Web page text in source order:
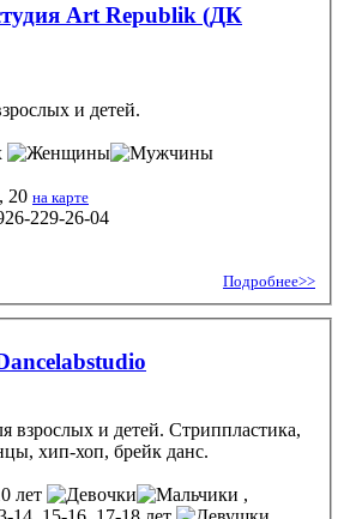
Art Republik (ДК
и детей.
20 на карте
229-26-04
Подробнее>>
взрослых и детей. Стриппластика,
хип-хоп, брейк данс.
лет
,